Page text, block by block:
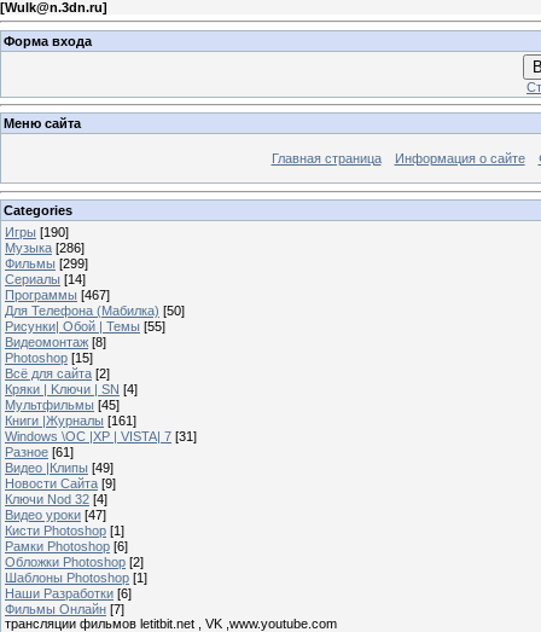
[Wulk@n.3dn.ru]
Форма входа
Меню сайта
Главная страница Информация о сайте
Categories
Игры [190]
Музыка [286]
Фильмы [299]
Сериалы [14]
Программы [467]
Для Телефона (Мабилка) [50]
Рисунки| Обой | Темы [55]
Видеомонтаж [8]
Photoshop [15]
Всё для сайта [2]
Кряки | Kлючи | SN [4]
Мультфильмы [45]
Книги |Журналы [161]
Windows \OC |XP | VISTA| 7 [31]
Разное [61]
Видео |Клипы [49]
Новости Сайта [9]
Ключи Nod 32 [4]
Видео уроки [47]
Кисти Photoshop [1]
Рамки Photoshop [6]
Обложки Photoshop [2]
Шаблоны Photoshop [1]
Наши Разработки [6]
Фильмы Онлайн [7]
трансляции фильмов letitbit.net , VK ,www.youtube.com